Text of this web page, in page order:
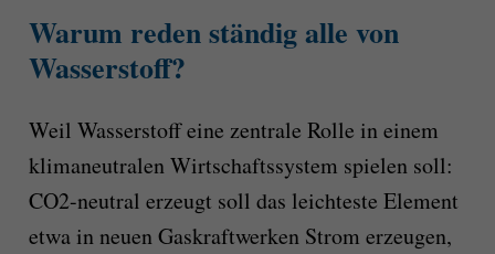
Warum reden ständig alle von
Wasserstoff?
Weil Wasserstoff eine zentrale Rolle in einem
klimaneutralen Wirtschaftssystem spielen soll:
CO2-neutral erzeugt soll das leichteste Element
etwa in neuen Gaskraftwerken Strom erzeugen,